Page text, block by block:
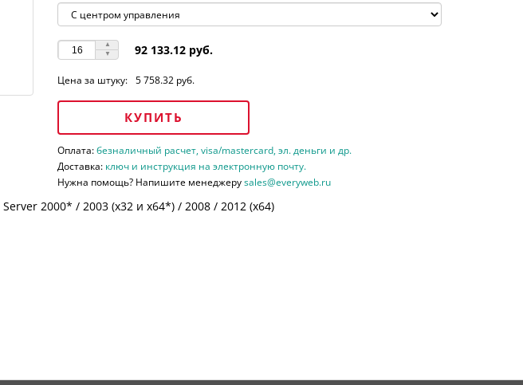
92 133.12 руб.
Цена за штуку: 5 758.32 руб.
КУПИТЬ
Оплата:безналичный расчет, visa/mastercard, эл. деньги и др.
Доставка: ключ и инструкция на электронную почту.
Нужна помощь? Напишите менеджеруsales@everyweb.ru
2000* / 2003 (х32 и х64*) / 2008 / 2012 (х64)